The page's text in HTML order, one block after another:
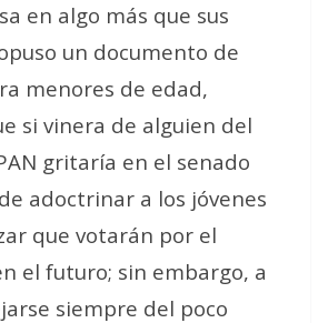
en algo más que sus
un documento de
menores de edad,
si vinera de alguien del
gritaría en el senado
adoctrinar a los jóvenes
que votarán por el
el futuro; sin embargo, a
siempre del poco